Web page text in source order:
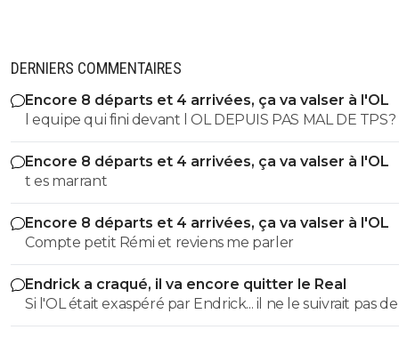
DERNIERS COMMENTAIRES
Encore 8 départs et 4 arrivées, ça va valser à l'OL
l equipe qui fini devant l OL DEPUIS PAS MAL DE TPS? lol. t
es tro malin toi
Encore 8 départs et 4 arrivées, ça va valser à l'OL
t es marrant
Encore 8 départs et 4 arrivées, ça va valser à l'OL
Compte petit Rémi et reviens me parler
Endrick a craqué, il va encore quitter le Real
Si l'OL était exaspéré par Endrick... il ne le suivrait pas
près. Bref... Quand l'équipe sera complète... ce sera beaucoup